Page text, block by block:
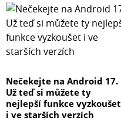
Nečekejte na Android 17.
Už teď si můžete ty
nejlepší funkce vyzkoušet
i ve starších verzích